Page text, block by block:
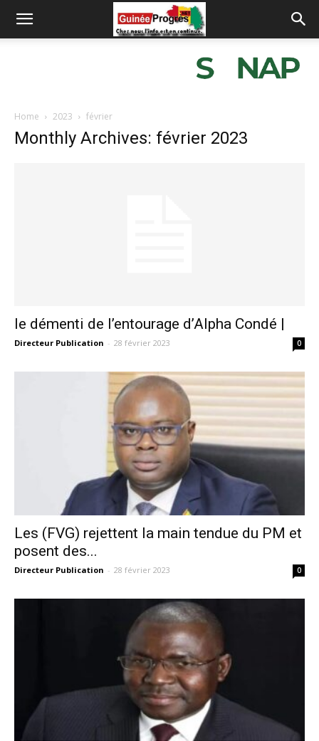
Home 2023 février
Monthly Archives: février 2023
le démenti de l’entourage d’Alpha Condé |
Directeur Publication - 28 février 2023 0
Les (FVG) rejettent la main tendue du PM et
posent des...
Directeur Publication - 28 février 2023 0